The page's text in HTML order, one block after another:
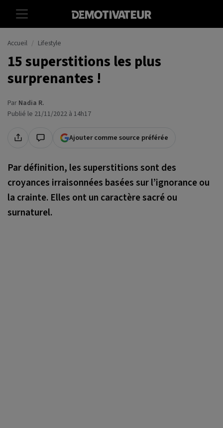
Accueil Lifestyle
15 superstitions les plus
surprenantes !
Par Nadia R.
Publié le 21/11/2022 à 14h17
Ajouter comme source préférée
Par définition, les superstitions sont des
croyances irraisonnées basées sur l’ignorance ou
la crainte. Elles ont un caractère sacré ou
surnaturel.